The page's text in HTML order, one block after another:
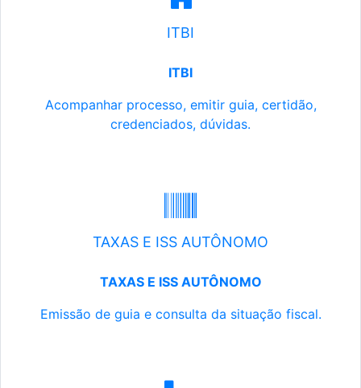
ITBI
ITBI
Acompanhar processo, emitir guia, certidão,
credenciados, dúvidas.
TAXAS E ISS AUTÔNOMO
TAXAS E ISS AUTÔNOMO
Emissão de guia e consulta da situação fiscal.